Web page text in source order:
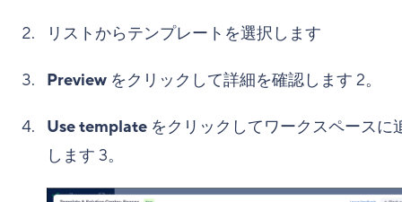
リストからテンプレートを選択します
Preview をクリックして詳細を確認します 2。
Use template をクリックしてワークスペースに
します 3。